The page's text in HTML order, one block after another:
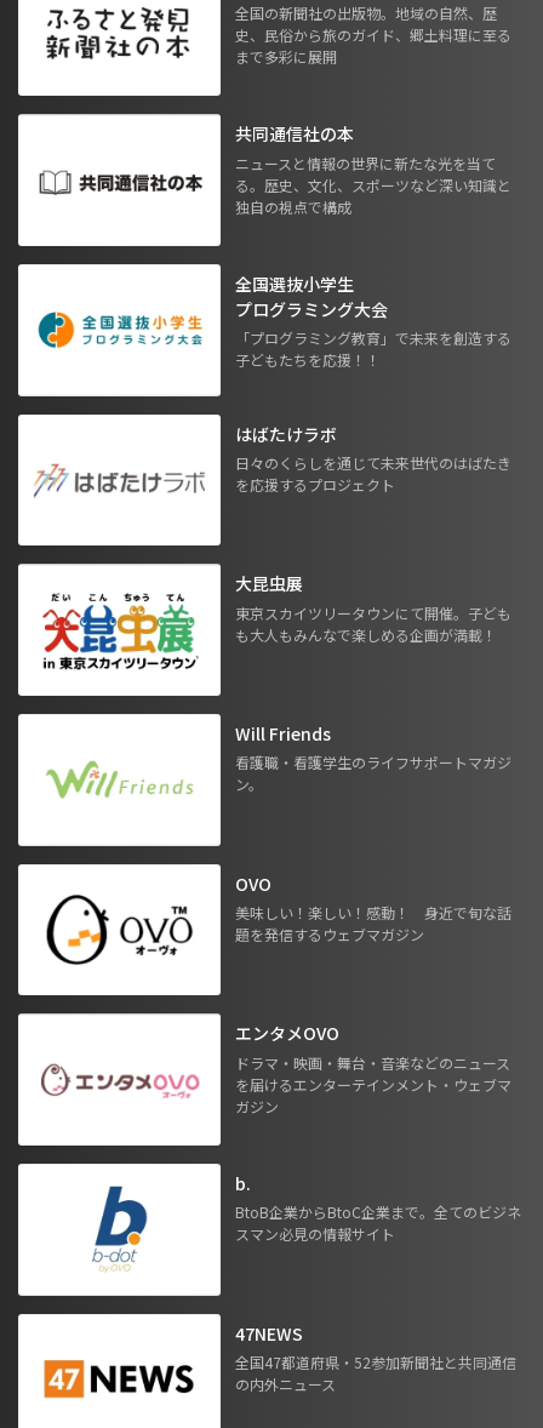
全国の新聞社の出版物。地域の自然、歴
史、民俗から旅のガイド、郷土料理に至る
まで多彩に展開
共同通信社の本
ニュースと情報の世界に新たな光を当て
る。歴史、文化、スポーツなど深い知識と
独自の視点で構成
全国選抜小学生
プログラミング大会
「プログラミング教育」で未来を創造する
子どもたちを応援！！
はばたけラボ
日々のくらしを通じて未来世代のはばたき
を応援するプロジェクト
大昆虫展
東京スカイツリータウンにて開催。子ども
も大人もみんなで楽しめる企画が満載！
Will Friends
看護職・看護学生のライフサポートマガジ
ン。
OVO
美味しい！楽しい！感動！ 身近で旬な話
題を発信するウェブマガジン
エンタメOVO
ドラマ・映画・舞台・音楽などのニュース
を届けるエンターテインメント・ウェブマ
ガジン
b.
BtoB企業からBtoC企業まで。全てのビジネ
スマン必見の情報サイト
47NEWS
全国47都道府県・52参加新聞社と共同通信
の内外ニュース